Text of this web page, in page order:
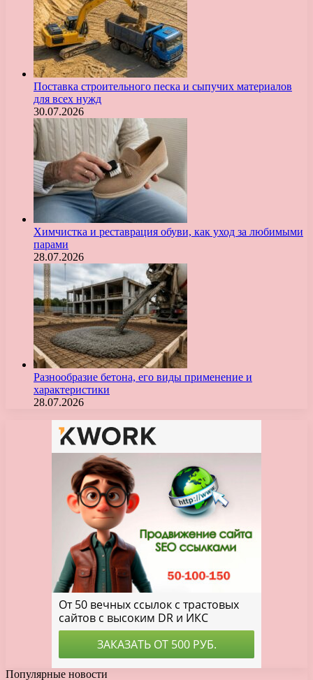
Поставка строительного песка и сыпучих материалов
для всех нужд
30.07.2026
Химчистка и реставрация обуви, как уход за любимыми
парами
28.07.2026
Разнообразие бетона, его виды применение и
характеристики
28.07.2026
Популярные новости